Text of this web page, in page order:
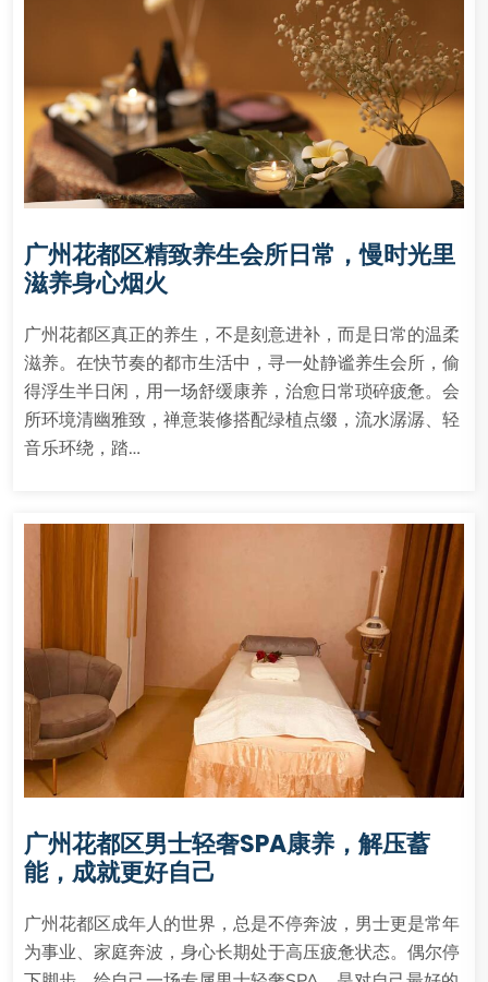
广州花都区精致养生会所日常，慢时光里
滋养身心烟火
广州花都区真正的养生，不是刻意进补，而是日常的温柔
滋养。在快节奏的都市生活中，寻一处静谧养生会所，偷
得浮生半日闲，用一场舒缓康养，治愈日常琐碎疲惫。会
所环境清幽雅致，禅意装修搭配绿植点缀，流水潺潺、轻
音乐环绕，踏…
广州花都区男士轻奢SPA康养，解压蓄
能，成就更好自己
广州花都区成年人的世界，总是不停奔波，男士更是常年
为事业、家庭奔波，身心长期处于高压疲惫状态。偶尔停